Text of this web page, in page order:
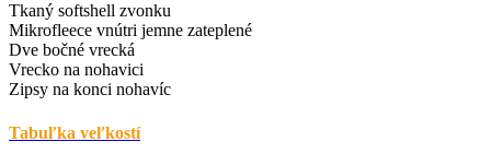
Tkaný softshell zvonku
Mikrofleece vnútri jemne zateplené
Dve bočné vrecká
Vrecko na nohavici
Zipsy na konci nohavíc
Tabuľka veľkostí